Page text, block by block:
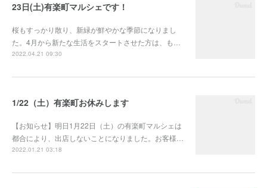
23日(土)有楽町マルシェです！
桜もすっかり散り、新緑が鮮やかな季節になりまし
た。4月から新たな生活をスタートさせた方は、も…
2022.04.21 09:30
1/22（土）有楽町お休みします
【お知らせ】明日1月22日（土）の有楽町マルシェは
都合により、出店しないことになりました。お客様…
2022.01.21 03:18